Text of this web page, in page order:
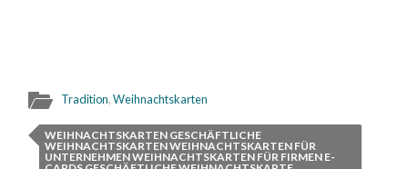
Tradition,Weihnachtskarten
WEIHNACHTSKARTEN GESCHÄFTLICHE
WEIHNACHTSKARTEN WEIHNACHTSKARTEN FÜR
UNTERNEHMEN WEIHNACHTSKARTEN FÜR FIRMEN E-